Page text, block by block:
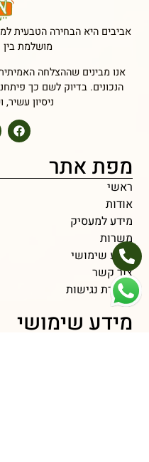
מפת אתר
ראשי
אודות
מידע למעסיק
משרות
מידע שימושי
צור קשר
הצהרת נגישות
מידע שימושי
אביבים היא הבחירה הטבעית
מושלמת בין
אנו מבינים שההצלחה
הנכונים. בדיוק לשם כך
ניסיון עשיר,